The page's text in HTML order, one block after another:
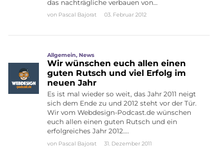
das nachträgliche verbauen von…
von Pascal Bajorat 03. Februar 2012
Allgemein, News
Wir wünschen euch allen einen
guten Rutsch und viel Erfolg im
neuen Jahr
Es ist mal wieder so weit, das Jahr 2011 neigt
sich dem Ende zu und 2012 steht vor der Tür.
Wir vom Webdesign-Podcast.de wünschen
euch allen einen guten Rutsch und ein
erfolgreiches Jahr 2012….
von Pascal Bajorat 31. Dezember 2011